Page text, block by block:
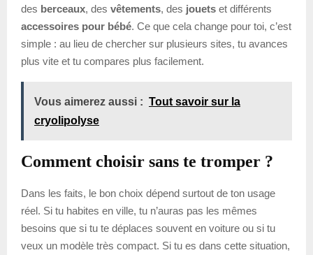
des berceaux, des vêtements, des jouets et différents
accessoires pour bébé. Ce que cela change pour toi, c’est
simple : au lieu de chercher sur plusieurs sites, tu avances
plus vite et tu compares plus facilement.
Vous aimerez aussi : Tout savoir sur la
cryolipolyse
Comment choisir sans te tromper ?
Dans les faits, le bon choix dépend surtout de ton usage
réel. Si tu habites en ville, tu n’auras pas les mêmes
besoins que si tu te déplaces souvent en voiture ou si tu
veux un modèle très compact. Si tu es dans cette situation,